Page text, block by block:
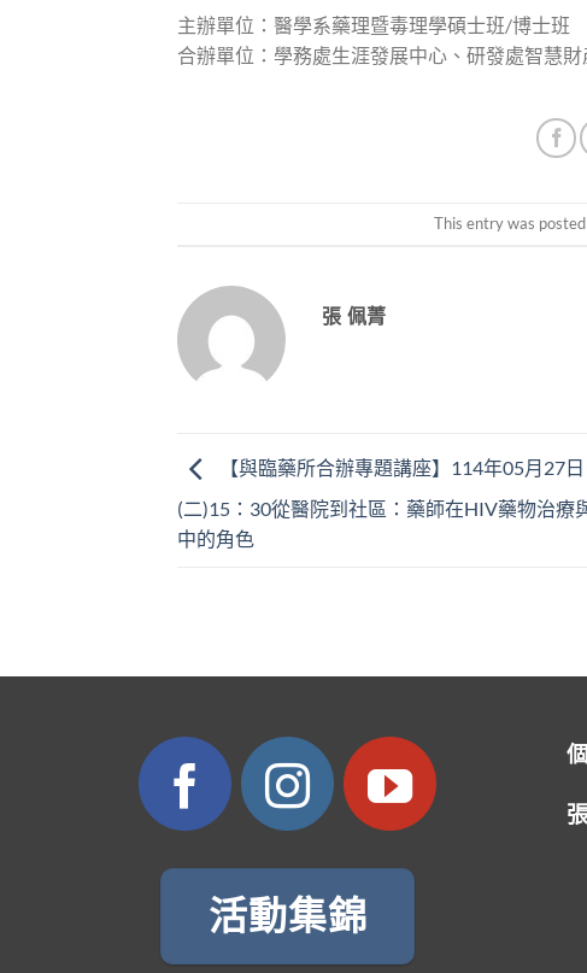
主辦單位：醫學系藥理暨毒理學碩士班/博士班
合辦單位：學務處生涯發展中心、研發處智慧
This entry was
張 佩菁
【與臨藥所合辦專題講座】114年05月27日
(二)15：30從醫院到社區：藥師在HIV藥物治療
中的角色
活動集錦